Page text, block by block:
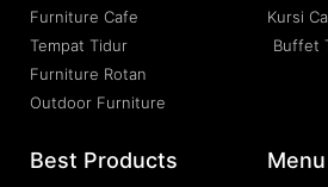
Furniture Cafe
Tempat Tidur
Furniture Rotan
Outdoor Furniture
Kursi
Buffet
Best Products Menu